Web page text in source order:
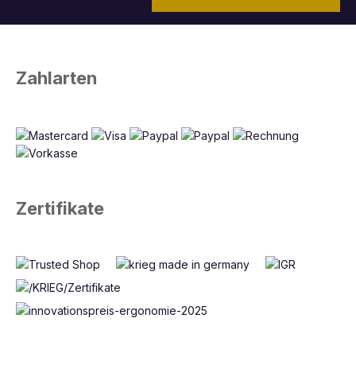
Zahlarten
Zertifikate